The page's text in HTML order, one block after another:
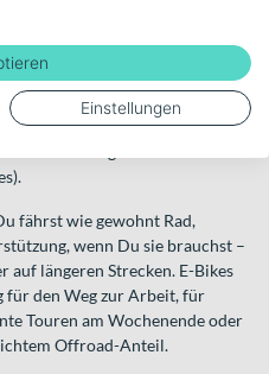
Der Motor hilft nur,
und unterstützt bis maximal 25
bis zu 250 Watt. In dieser
als Fahrrad. Grundlage
fährst wie gewohnt Rad,
wenn Du sie brauchst –
auf längeren Strecken. E-Bikes
für den Weg zur Arbeit, für
Touren am Wochenende oder
Offroad-Anteil.
Einstellungen